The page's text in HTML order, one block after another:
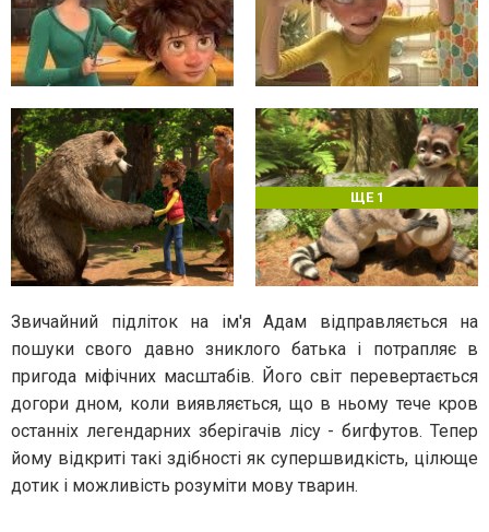
ЩЕ 1
Звичайний підліток на ім'я Адам відправляється на
пошуки свого давно зниклого батька і потрапляє в
пригода міфічних масштабів. Його світ перевертається
догори дном, коли виявляється, що в ньому тече кров
останніх легендарних зберігачів лісу - бигфутов. Тепер
йому відкриті такі здібності як супершвидкість, цілюще
дотик і можливість розуміти мову тварин.